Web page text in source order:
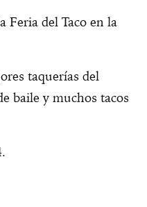
Feria del Taco en la
taquerías del
baile y muchos tacos